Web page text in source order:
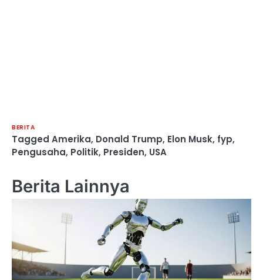
BERITA
Tagged Amerika, Donald Trump, Elon Musk, fyp,
Pengusaha, Politik, Presiden, USA
Berita Lainnya